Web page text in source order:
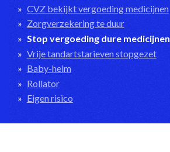
CVZ bekijkt vergoeding medicijnen
Zorgverzekering te duur
Stop vergoeding dure medicijnen
Vrije tandartstarieven stopgezet
Baby-helm
Rollator
Eigen risico